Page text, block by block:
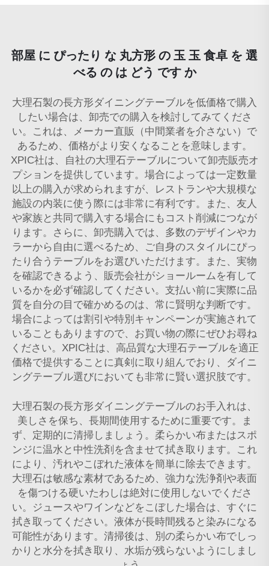
部屋 に ぴったり な 丸方形 の 玉 玉 食卓 を 選
べる の は どう です か
大理石製の長方形ダイニングテーブルを低価格で購入
したい場合は、卸売での購入を検討してみてくださ
い。これは、メーカー直販（中間業者を介さない）で
あるため、価格がより安くなることを意味します。
XPIC社は、自社の大理石テーブルについて卸売販売オ
プションを提供しています。場合によっては一定数量
以上の購入が求められますが、レストランや大規模な
施設の内装に使う際には非常に有利です。また、友人
や家族と共同で購入する場合にもコスト削減につなが
ります。さらに、卸売購入では、多数のデザインやカ
ラーから自由に選べるため、ご自身のスタイルにぴっ
たり合うテーブルをお選びいただけます。また、実物
を確認できるよう、販売会社がショールームを有して
いるかを必ず確認してください。支払い前に実際に品
質を自分の目で確かめるのは、常に賢明な判断です。
場合によっては割引や特別キャンペーンが実施されて
いることもありますので、お買い物の際にぜひお尋ね
ください。XPIC社は、高品質な大理石テーブルを適正
価格で提供することに真剣に取り組んでおり、ダイニ
ングテーブル選びにおいても非常に賢い選択肢です。
大理石製の長方形ダイニングテーブルのお手入れは、
美しさを保ち、長期間使用するために重要です。ま
ず、定期的に清掃しましょう。柔らかい布またはスポ
ンジに温水と中性洗剤を含ませて拭き取ります。これ
により、汚れやこぼれた液体を簡単に除去できます。
大理石は敏感な素材であるため、強力な洗浄剤や表面
を傷つける硬いたわしは絶対に使用しないでくださ
い。ジュースやワインなどをこぼした場合は、すぐに
拭き取ってください。液体が長時間残ると染みになる
可能性があります。清掃後は、別の柔らかい布でしっ
かりと水分を拭き取り、水垢が残らないようにしまし